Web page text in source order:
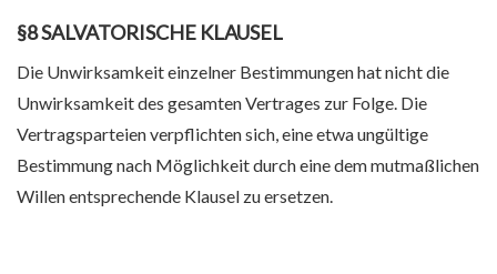
§8 SALVATORISCHE KLAUSEL
Die Unwirksamkeit einzelner Bestimmungen hat nicht die
Unwirksamkeit des gesamten Vertrages zur Folge. Die
Vertragsparteien verpflichten sich, eine etwa ungültige
Bestimmung nach Möglichkeit durch eine dem mutmaßlichen
Willen entsprechende Klausel zu ersetzen.